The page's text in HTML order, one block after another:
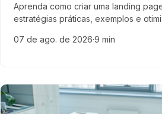
Aprenda como criar uma landing
estratégias práticas, exemplos e
07 de ago. de 2026·9 min